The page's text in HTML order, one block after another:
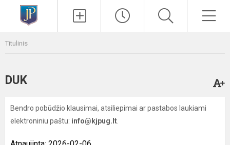
Titulinis
DUK
Bendro pobūdžio klausimai, atsiliepimai ar pastabos laukiami
elektroniniu paštu: info@kjpug.lt